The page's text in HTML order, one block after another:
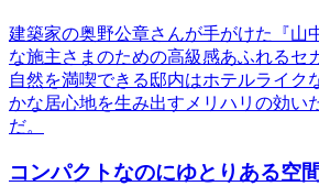
建築家の奥野公章さんが手がけた『山
な施主さまのための高級感あふれるセ
自然を満喫できる邸内はホテルライク
かな居心地を生み出すメリハリの効い
だ。
コンパクトなのにゆとりある空